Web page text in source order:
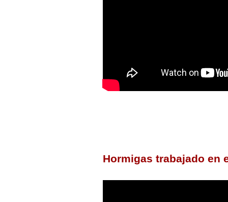
Hormigas trabajado en